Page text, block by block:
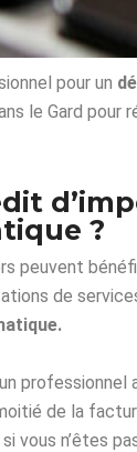
pour un
le Gard
?
peuvent
de
professionnel
de la
vous n’êtes